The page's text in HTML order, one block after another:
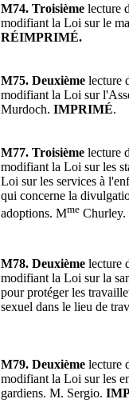
M74. Troisième lecture
modifiant la Loi sur le
RÉIMPRIMÉ.
M75. Deuxième lecture
modifiant la Loi sur
Murdoch. IMPRIMÉ.
M77. Troisième lecture
modifiant la Loi sur les
Loi sur les services à
qui concerne la
adoptions. Mme Churley.
M78. Deuxième lecture
modifiant la Loi sur la
pour protéger les
sexuel dans le lieu de
M79. Deuxième lecture
modifiant la Loi sur les
gardiens. M. Sergio.